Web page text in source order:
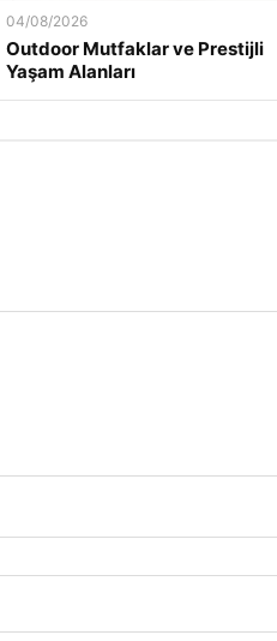
04/08/2026
Outdoor Mutfaklar ve Prestijli
Yaşam Alanları